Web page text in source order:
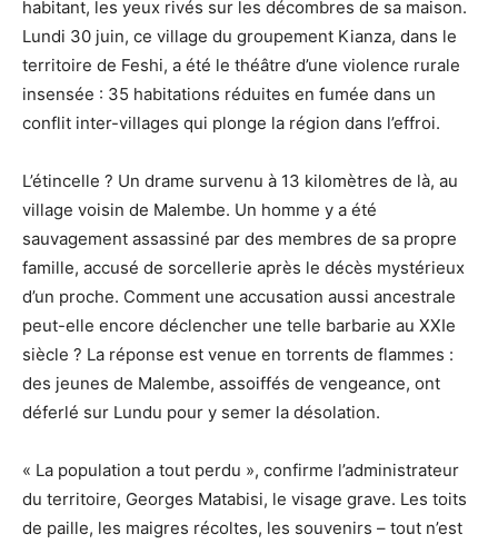
habitant, les yeux rivés sur les décombres de sa maison.
Lundi 30 juin, ce village du groupement Kianza, dans le
territoire de Feshi, a été le théâtre d’une violence rurale
insensée : 35 habitations réduites en fumée dans un
conflit inter-villages qui plonge la région dans l’effroi.
L’étincelle ? Un drame survenu à 13 kilomètres de là, au
village voisin de Malembe. Un homme y a été
sauvagement assassiné par des membres de sa propre
famille, accusé de sorcellerie après le décès mystérieux
d’un proche. Comment une accusation aussi ancestrale
peut-elle encore déclencher une telle barbarie au XXIe
siècle ? La réponse est venue en torrents de flammes :
des jeunes de Malembe, assoiffés de vengeance, ont
déferlé sur Lundu pour y semer la désolation.
« La population a tout perdu », confirme l’administrateur
du territoire, Georges Matabisi, le visage grave. Les toits
de paille, les maigres récoltes, les souvenirs – tout n’est